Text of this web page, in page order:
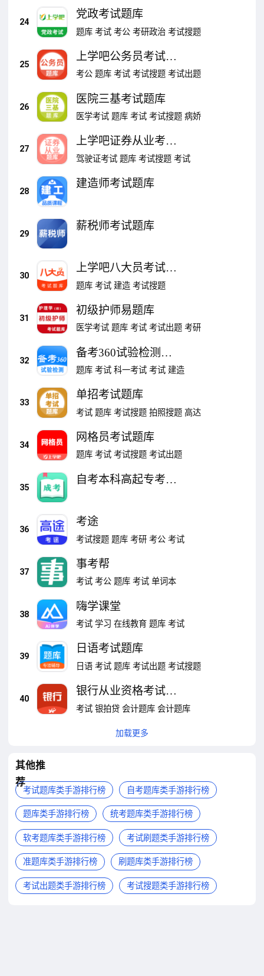
24
党政考试题库
题库 考试 考公 考研政治 考试搜题
25
上学吧公务员考试题
库
考公 题库 考试 考试搜题 考试出题
26
医院三基考试题库
医学考试 题库 考试 考试搜题 病娇
27
上学吧证券从业考试
题库
驾驶证考试 题库 考试搜题 考试
28
建造师考试题库
29
薪税师考试题库
30
上学吧八大员考试题
库
题库 考试 建造 考试搜题
31
初级护师易题库
医学考试 题库 考试 考试出题 考研
32
备考360试验检测题
库
题库 考试 科一考试 考试 建造
33
单招考试题库
考试 题库 考试搜题 拍照搜题 高达
34
网格员考试题库
题库 考试 考试搜题 考试出题
35
自考本科高起专考试
36
考途
考试搜题 题库 考研 考公 考试
37
事考帮
考试 考公 题库 考试 单词本
38
嗨学课堂
考试 学习 在线教育 题库 考试
39
日语考试题库
日语 考试 题库 考试出题 考试搜题
40
银行从业资格考试题
库
考试 银拍贷 会计题库 会计题库
加载更多
其他推
荐
考试题库类手游排行榜 自考题库类手游排行榜
题库类手游排行榜 统考题库类手游排行榜
软考题库类手游排行榜 考试刷题类手游排行榜
准题库类手游排行榜 刷题库类手游排行榜
考试出题类手游排行榜 考试搜题类手游排行榜